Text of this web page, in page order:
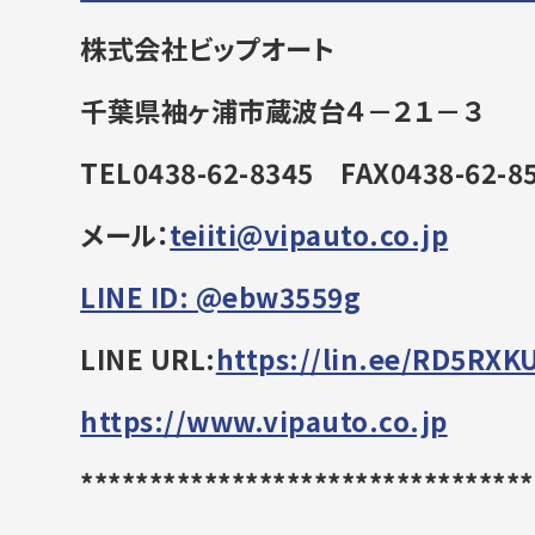
株式会社ビップオート
千葉県袖ヶ浦市蔵波台４－２１－３
TEL0438-62-8345
FAX0438-62-
メール：teiiti@vipauto.co.jp
LINE ID: @ebw3559g
LINE URL:https://lin.ee/
https://www.vipauto.co.jp
******************************